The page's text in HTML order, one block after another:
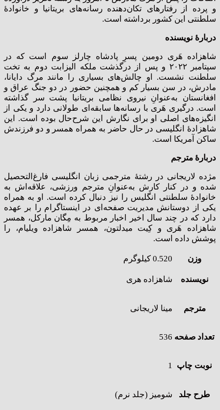
و پرده از رفتارهای تکان‌دهنده رسانه‌های بریتانیا و خانوادۀ
سلطنتی این کشور برداشته است.
دربارۀ نویسنده
شاهزاده هَری دومین پسرِ پادشاه چارلز سوم است که در
سپتامبر ۲۰۲۲ و پس از درگذشت ملکه الیزابت دوم به تخت
سلطنت نشست. او چالش‌های بسیاری را مانند مرگ دایانا،
مادرش، در سن بسیار کم و همچنین حضور در دو جنگ عراق و
افغانستان به‌عنوانِ نیروی نظامی بریتانیا پشت سر گذاشته
است. درگیری هَری با رسانه‌ها سابقه‌ای طولانی دارد و یکی از
انگیزه‌های اصلی او برای نگارش این شرح‌حال بوده است. این
شاهزادۀ انگلیسی در حال حاضر به همراه همسر و دو فرزندش
ساکن آمریکا است.
دربارهٔ مترجم
مژده لاریجانی در رشتۀ مترجمی زبان انگلیسی فارغ‌التحصیل
شده و در کنار کارش به‌عنوانِ مترجم ورزشی، علاقه‌اش به
خانوادۀ سلطنتی انگلیس را نیز دنبال کرده است. او به همراه
یکی از دوستانش مدیریت صفحه‌ای در اینستاگرام را بر عهده
دارد که در چند سال اخیر اخبار مربوط به مِگان مارکل، همسر
شاهزاده هَری و کِیت میدلتون، همسر شاهزاده ویلیام، را
پوشش داده است.
وزن 0.520 کیلوگرم
نویسنده شاهزاده هری
مترجم مینا لاریجانی
تعداد صفحه 536
نوبت چاپ 1
طرح جلد شومیز (جلد نرم)